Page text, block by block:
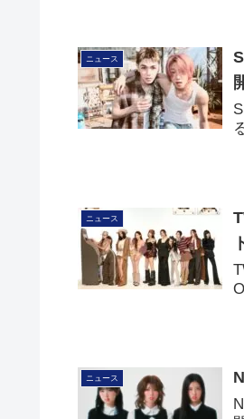
ニュース
ニュース
ニュース